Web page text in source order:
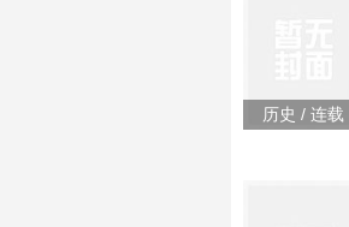
历史 / 连载